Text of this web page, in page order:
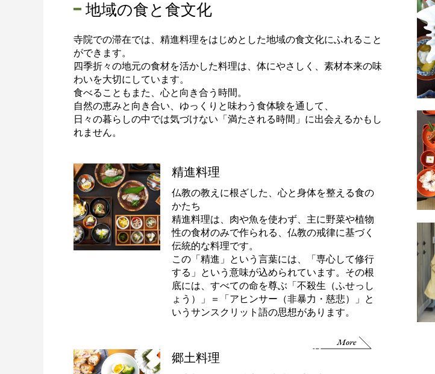
地域の食と食文化
寺院での滞在では、精進料理をはじめとした地域の食文化にふれること
ができます。
四季折々の地元の食材を活かした料理は、体にやさしく、素材本来の味
わいを大切にしています。
食べることもまた、心と向き合う時間。
自然の恵みと向き合い、ゆっくりと味わう食体験を通して、
日々の暮らしの中では気づけない「満たされる時間」に出会えるかもし
れません。
精進料理
仏教の教えに根ざした、心と身体を整える食の
かたち
精進料理は、肉や魚を使わず、主に野菜や植物
性の食材のみで作られる、仏教の戒律に基づく
伝統的な料理です。
この「精進」という言葉には、「専心して修行
する」という意味が込められています。その根
底には、すべての命を尊ぶ「不殺生（ふせっし
ょう）」＝「アヒンサー（非暴力・慈悲）」と
いうサンスクリット語の思想があります。
More
精進料理の2つのかたち
精進料理には、大きく2つのかたちがあります。
郷土料理